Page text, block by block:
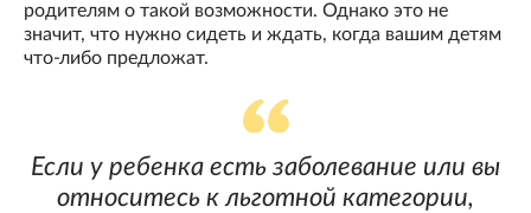
родителям о такой возможности. Однако это не
значит, что нужно сидеть и ждать, когда вашим детям
что-либо предложат.
Если у ребенка есть заболевание или вы
относитесь к льготной категории,